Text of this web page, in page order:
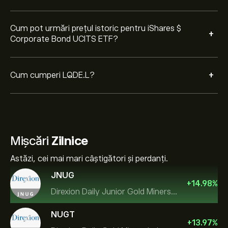
Cum pot urmări prețul istoric pentru iShares $
Corporate Bond UCITS ETF?
+
Cum cumperi LQDE.L? +
Mișcări Zilnice
Astăzi, cei mai mari câștigători și perdanți.
JNUG
Direxion Daily Junior Gold Miners Index Bull 2X ETF
+14.98%
NUGT
+13.97%